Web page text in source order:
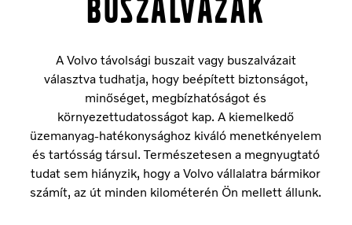
buszalvázak
A Volvo távolsági buszait vagy buszalvázait
választva tudhatja, hogy beépített biztonságot,
minőséget, megbízhatóságot és
környezettudatosságot kap. A kiemelkedő
üzemanyag-hatékonysághoz kiváló menetkényelem
és tartósság társul. Természetesen a megnyugtató
tudat sem hiányzik, hogy a Volvo vállalatra bármikor
számít, az út minden kilométerén Ön mellett állunk.